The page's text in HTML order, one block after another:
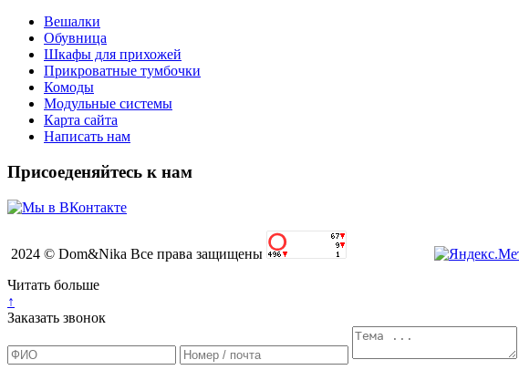
Вешалки
Обувница
Шкафы для прихожей
Прикроватные тумбочки
Комоды
Модульные системы
Карта сайта
Написать нам
Присоеденяйтесь к нам
2024 © Dom&Nika Все права защищены
Читать больше
↑
Заказать звонок